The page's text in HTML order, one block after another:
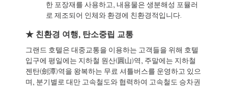
한 포장재를 사용하고, 내용물은 생분해성 포뮬러
로 제조되어 인체와 환경에 친환경적입니다.
★ 친환경 여행, 탄소중립 교통
그랜드 호텔은 대중교통을 이용하는 고객들을 위해 호텔
입구에 평일에는 지하철 원산(圓山)역, 주말에는 지하철
젠탄(劍潭)역을 왕복하는 무료 셔틀버스를 운영하고 있으
며, 분기별로 대만 고속철도와 협력하여 고속철도 승차권